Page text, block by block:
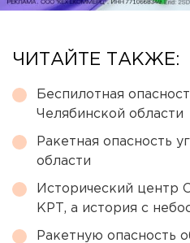
ЧИТАЙТЕ ТАКЖЕ:
Беспилотная
Челябинской области
Ракетная опасность
области
Исторический центр
КРТ, а история с
Ракетную опасность